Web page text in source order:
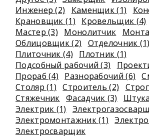
Инженер (2)
Каменщик (1)
Крановщик (1)
Кровельщик (4)
Мастер (3)
Монолитчик
Облицовщик (2)
Отделочник (1)
Плиточник (4)
Плотник (1)
Подсобный рабочий (3)
Прораб (4)
Разнорабочий (6)
Столяр (1)
Строитель (2)
Стяжечник Фасадчик (3)
Электрик (1)
Электромонтажник (1)
Электросварщик